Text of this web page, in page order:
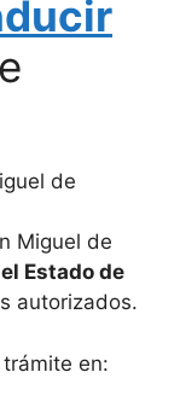
Miguel de
Estado de
autorizados.
en: